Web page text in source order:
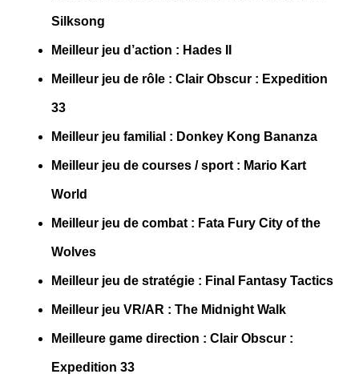
Silksong
Meilleur jeu d’action : Hades II
Meilleur jeu de rôle : Clair Obscur : Expedition
33
Meilleur jeu familial : Donkey Kong Bananza
Meilleur jeu de courses / sport : Mario Kart
World
Meilleur jeu de combat : Fata Fury City of the
Wolves
Meilleur jeu de stratégie : Final Fantasy Tactics
Meilleur jeu VR/AR : The Midnight Walk
Meilleure game direction : Clair Obscur :
Expedition 33